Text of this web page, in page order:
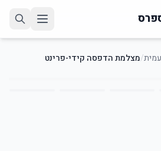
/מצלמת הדפסה קידי-פרינט
1
/
6